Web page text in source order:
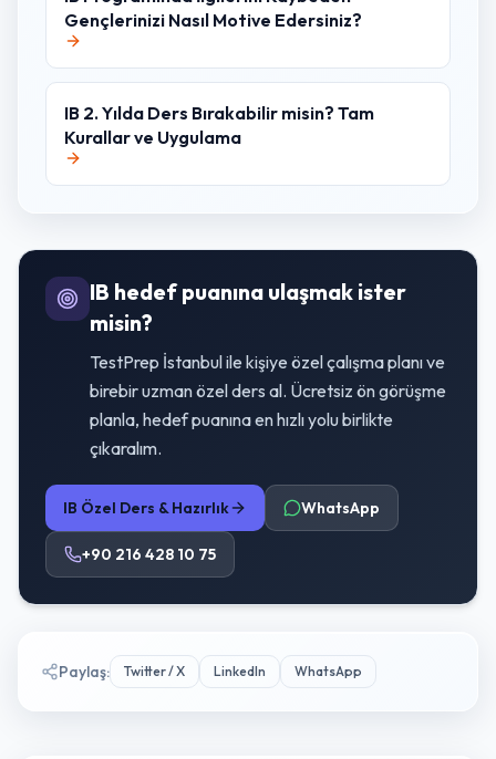
Gençlerinizi Nasıl Motive Edersiniz?
IB 2. Yılda Ders Bırakabilir misin? Tam
Kurallar ve Uygulama
IB hedef puanına ulaşmak ister
misin?
TestPrep İstanbul ile kişiye özel çalışma planı ve
birebir uzman özel ders al. Ücretsiz ön görüşme
planla, hedef puanına en hızlı yolu birlikte
çıkaralım.
IB Özel Ders & Hazırlık WhatsApp
+90 216 428 10 75
Paylaş: Twitter / X LinkedIn WhatsApp